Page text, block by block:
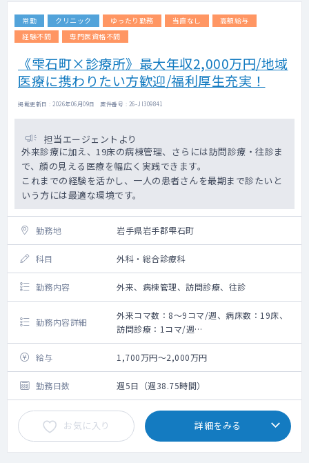
希望があれば対応可能
例）表皮嚢腫の切開排膿や軟性線維腫の局麻
（形成外科医：常勤1名在籍)
○在宅医療
対象患者皮膚科疾患のみの往診
月１～２回程度、午前だけ、交代制で対応し
ます。
【職務内容その他】
※常勤医師全員本院での業務の他、同市内の
分院にて外来業務も担当頂きます。
分院で診療を行う場合は、ご通勤状況によ
り運転手付きの送迎がございます。
近郊にお住いの場合にはご自身での通勤も
可能。
常勤 クリニック ゆったり勤務 当直なし
高額給与
経験不問
専門医資格不問
《雫石町×診療所》最大年収2,000万円/地域
医療に携わりたい方歓迎/福利厚生充実！
掲載更新日 : 2026年06月09日 案件番号 : 26-JI309841
担当エージェントより
外来診療に加え、19床の病棟管理、さらには訪問診療・往診ま
で、顔の見える医療を幅広く実践できます。
これまでの経験を活かし、一人の患者さんを最期まで診たいと
いう方には最適な環境です。
勤務地 岩手県岩手郡雫石町
科目 外科・総合診療科
勤務内容 外来、病棟管理、訪問診療、往診
勤務内容詳細
外来コマ数：8～9コマ/週、病床数：19床、
訪問診療：1コマ/週
有床診療所でのご勤務です。
外来・病棟管理・訪問診療・往診・オンコー
ル待機等対応いただきますが、
詳しい勤務内容はご相談のうえ決定します。
外来コマ数：8～9コマ
※休日当番医に該当する場合、
土日祝の外来勤務が発生します。
主な患者層：内科系慢性疾患のDo処方がメイ
給与 1,700万円～2,000万円
勤務日数 週5日（週38.75時間）
お気に入り 詳細をみる